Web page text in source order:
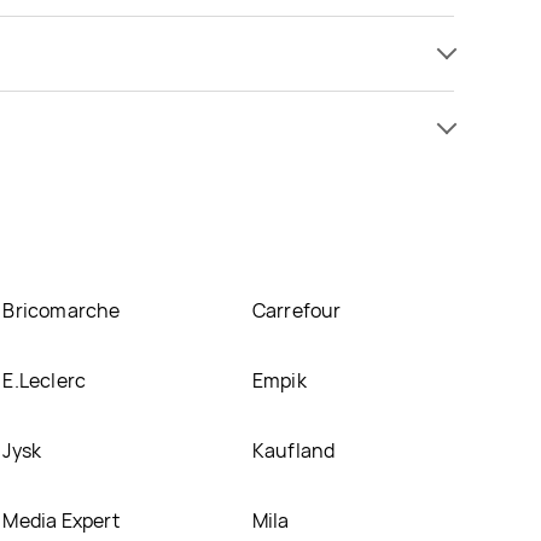
Bricomarche Carrefour
E.Leclerc Empik
Jysk Kaufland
Media Expert Mila